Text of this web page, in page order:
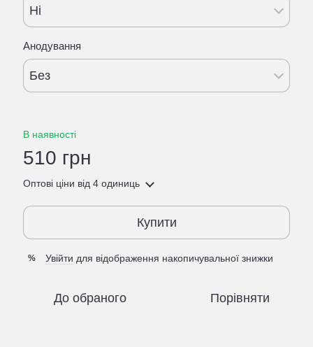
Ні
Анодування
Без
В наявності
510 грн
Оптові ціни від 4 одиниць
Купити
% Увійти для відображення накопичувальної знижки
До обраного Порівняти